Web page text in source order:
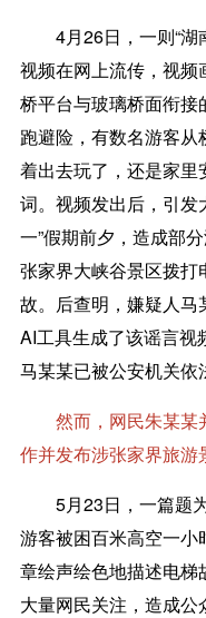
4月26日，一则“湖
视频在网上流传，视
桥平台与玻璃桥面衔
跑避险，有数名游客
着出去玩了，还是家
词。视频发出后，引发
一”假期前夕，造成部
张家界大峡谷景区拨
故。后查明，嫌疑人
AI工具生成了该谣言视
马某某已被公安机关依
然而，网民朱某某
作并发布涉张家界旅游
5月23日，一篇题为
游客被困百米高空一
章绘声绘色地描述电
大量网民关注，造成公